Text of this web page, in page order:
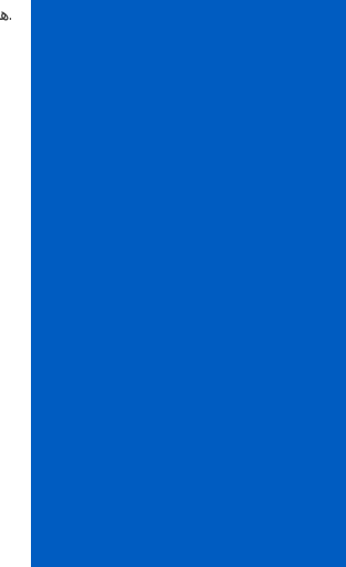
تطبيقات eMenu (يتم تهجئتها أحيانًا باسم "القائمة الإلكترونية" أو "emenu") هي طريقة حديثة لخدمة عملاء المطعم.